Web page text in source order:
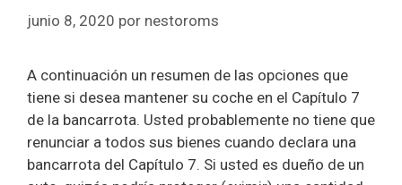
junio 8, 2020 por nestoroms
A continuación un resumen de las opciones que
tiene si desea mantener su coche en el Capítulo 7
de la bancarrota. Usted probablemente no tiene que
renunciar a todos sus bienes cuando declara una
bancarrota del Capítulo 7. Si usted es dueño de un